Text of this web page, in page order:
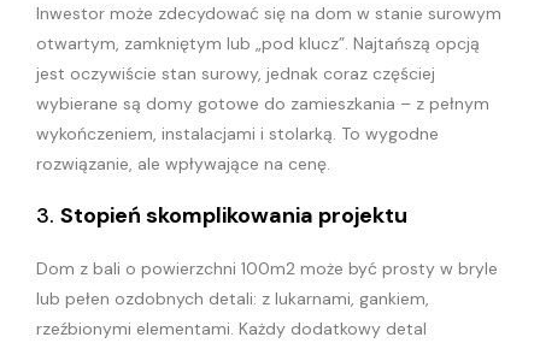
Inwestor może zdecydować się na dom w stanie surowym
otwartym, zamkniętym lub „pod klucz”. Najtańszą opcją
jest oczywiście stan surowy, jednak coraz częściej
wybierane są domy gotowe do zamieszkania – z pełnym
wykończeniem, instalacjami i stolarką. To wygodne
rozwiązanie, ale wpływające na cenę.
3. Stopień skomplikowania projektu
Dom z bali o powierzchni 100m2 może być prosty w bryle
lub pełen ozdobnych detali: z lukarnami, gankiem,
rzeźbionymi elementami. Każdy dodatkowy detal